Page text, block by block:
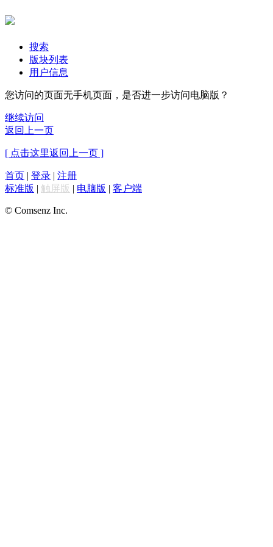
搜索
版块列表
用户信息
您访问的页面无手机页面，是否进一步访问电脑版？
继续访问
返回上一页
[ 点击这里返回上一页 ]
首页 | 登录 | 注册
标准版 | 触屏版 | 电脑版 | 客户端
© Comsenz Inc.